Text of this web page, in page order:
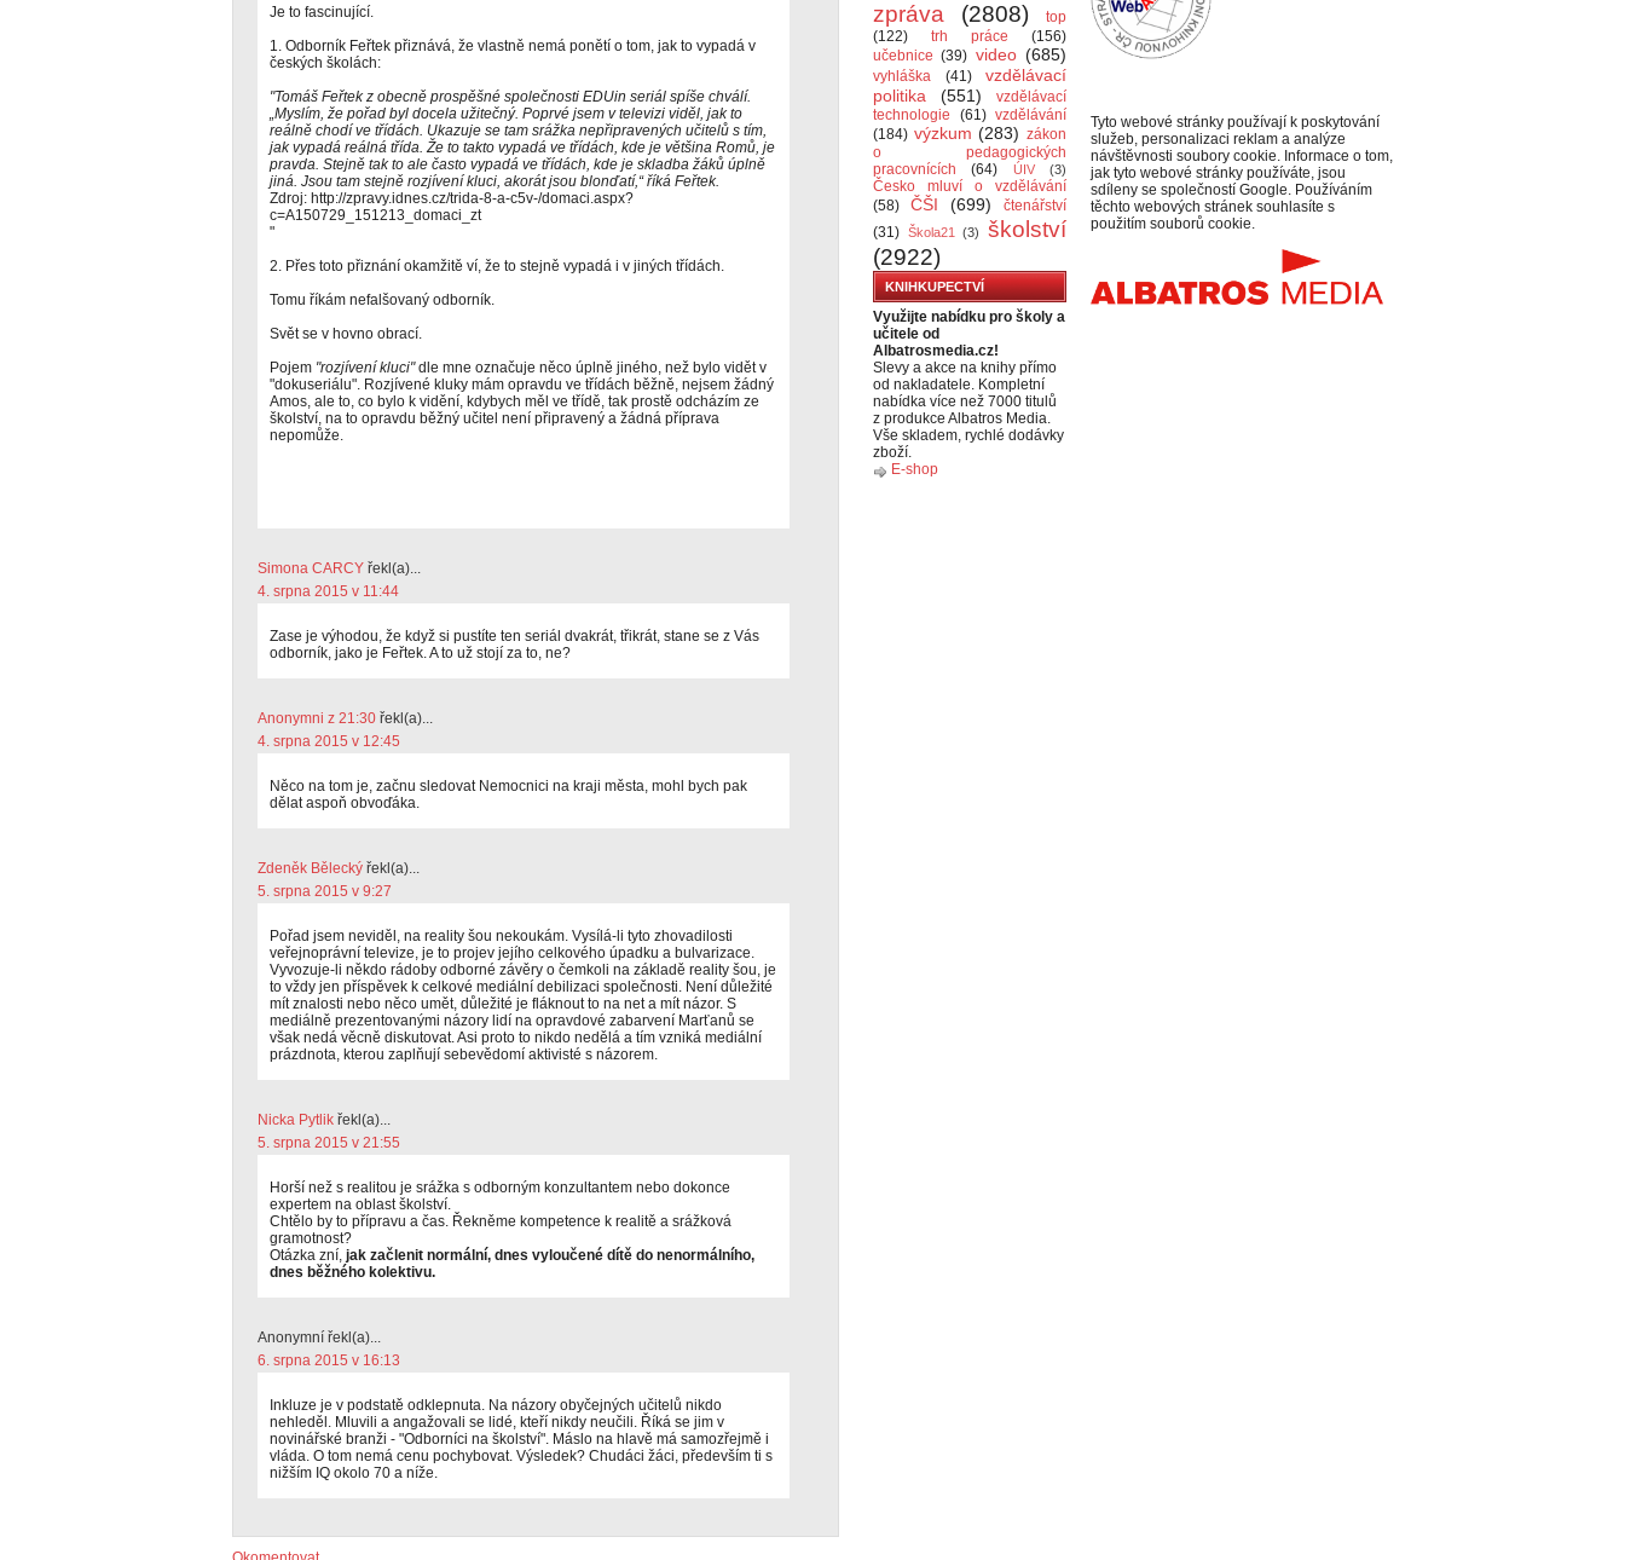
Je to fascinující.
1. Odborník Feřtek přiznává, že vlastně nemá ponětí o tom, jak to vypadá v
českých školách:
"Tomáš Feřtek z obecně prospěšné společnosti EDUin seriál spíše chválí.
„Myslím, že pořad byl docela užitečný. Poprvé jsem v televizi viděl, jak to
reálně chodí ve třídách. Ukazuje se tam srážka nepřipravených učitelů s tím,
jak vypadá reálná třída. Že to takto vypadá ve třídách, kde je většina Romů, je
pravda. Stejně tak to ale často vypadá ve třídách, kde je skladba žáků úplně
jiná. Jsou tam stejně rozjívení kluci, akorát jsou blonďatí,“ říká Feřtek.
Zdroj: http://zpravy.idnes.cz/trida-8-a-c5v-/domaci.aspx?
c=A150729_151213_domaci_zt
"
2. Přes toto přiznání okamžitě ví, že to stejně vypadá i v jiných třídách.
Tomu říkám nefalšovaný odborník.
Svět se v hovno obrací.
Pojem "rozjívení kluci"dle mne označuje něco úplně jiného, než bylo vidět v
"dokuseriálu". Rozjívené kluky mám opravdu ve třídách běžně, nejsem žádný
Amos, ale to, co bylo k vidění, kdybych měl ve třídě, tak prostě odcházím ze
školství, na to opravdu běžný učitel není připravený a žádná příprava
nepomůže.
Simona CARCY řekl(a)...
4. srpna 2015 v 11:44
Zase je výhodou, že když si pustíte ten seriál dvakrát, třikrát, stane se z Vás
odborník, jako je Feřtek. A to už stojí za to, ne?
Anonymni z 21:30 řekl(a)...
4. srpna 2015 v 12:45
Něco na tom je, začnu sledovat Nemocnici na kraji města, mohl bych pak
dělat aspoň obvoďáka.
Zdeněk Bělecký řekl(a)...
5. srpna 2015 v 9:27
Pořad jsem neviděl, na reality šou nekoukám. Vysílá-li tyto zhovadilosti
veřejnoprávní televize, je to projev jejího celkového úpadku a bulvarizace.
Vyvozuje-li někdo rádoby odborné závěry o čemkoli na základě reality šou, je
to vždy jen příspěvek k celkové mediální debilizaci společnosti. Není důležité
mít znalosti nebo něco umět, důležité je fláknout to na net a mít názor. S
mediálně prezentovanými názory lidí na opravdové zabarvení Marťanů se
však nedá věcně diskutovat. Asi proto to nikdo nedělá a tím vzniká mediální
prázdnota, kterou zaplňují sebevědomí aktivisté s názorem.
Nicka Pytlik řekl(a)...
5. srpna 2015 v 21:55
Horší než s realitou je srážka s odborným konzultantem nebo dokonce
expertem na oblast školství.
Chtělo by to přípravu a čas. Řekněme kompetence k realitě a srážková
gramotnost?
Otázka zní, jak začlenit normální, dnes vyloučené dítě do nenormálního,
dnes běžného kolektivu.
Anonymní řekl(a)...
6. srpna 2015 v 16:13
Inkluze je v podstatě odklepnuta. Na názory obyčejných učitelů nikdo
nehleděl. Mluvili a angažovali se lidé, kteří nikdy neučili. Říká se jim v
novinářské branži - "Odborníci na školství". Máslo na hlavě má samozřejmě i
vláda. O tom nemá cenu pochybovat. Výsledek? Chudáci žáci, především ti s
nižším IQ okolo 70 a níže.
zpráva
(2808)
top
(122)
trh práce
(156)
učebnice (39) video (685)
vyhláška (41)
vzdělávací
politika
(551)
vzdělávací
technologie
(61) vzdělávání
(184) výzkum (283) zákon
o pedagogických
pracovnících
(64) ÚIV (3)
Česko mluví o vzdělávání
(58)
ČŠI (699)
čtenářství
(31) Škola21 (3)
školství
(2922)
KNIHKUPECTVÍ
Využijte nabídku pro školy a
učitele od
Albatrosmedia.cz!
Slevy a akce na knihy přímo
od nakladatele. Kompletní
nabídka více než 7000 titulů
z produkce Albatros Media.
Vše skladem, rychlé dodávky
zboží.
E-shop
Tyto webové stránky používají k poskytování
služeb, personalizaci reklam a analýze
návštěvnosti soubory cookie. Informace o tom,
jak tyto webové stránky používáte, jsou
sdíleny se společností Google. Používáním
těchto webových stránek souhlasíte s
použitím souborů cookie.